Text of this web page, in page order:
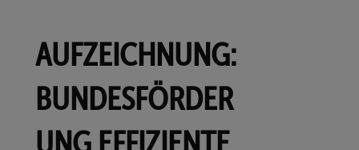
AUFZEICHNUNG:
BUNDESFÖRDER